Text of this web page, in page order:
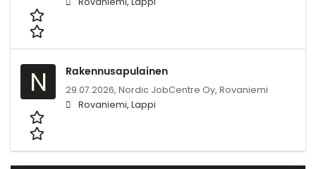
N Rakennusapulainen
29.07.2026, Nordic JobCentre Oy, Rovaniemi
Rovaniemi, Lappi